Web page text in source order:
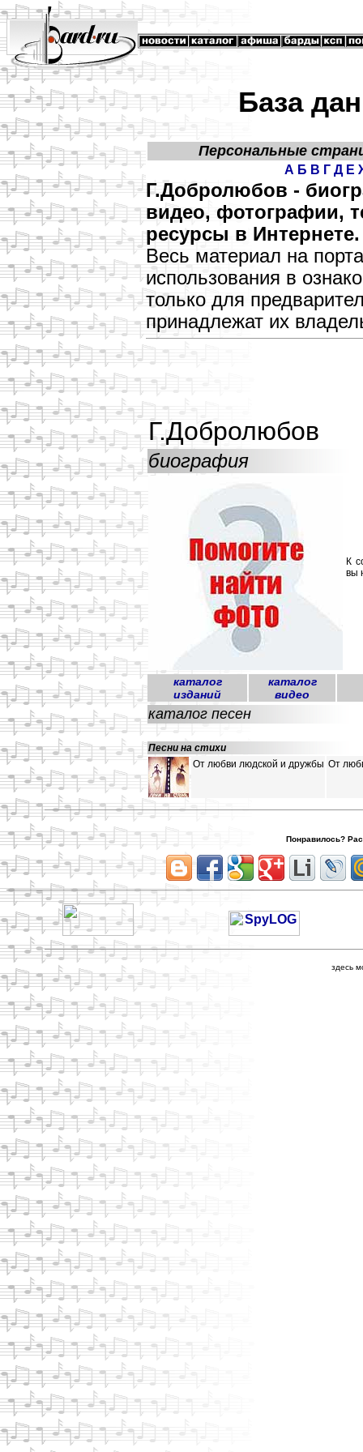
База
Персональные
А Б В Г Д Е
Г.Добролюбов -
видео, фотографии,
ресурсы в Интернете.
Весь материал на
использования в
только для
принадлежат их
Г.Добролюбов
биография
К
вы
каталог
изданий
каталог
видео
каталог песен
Песни на стихи
От любви людской и дружбы От
Понравилось?
здесь